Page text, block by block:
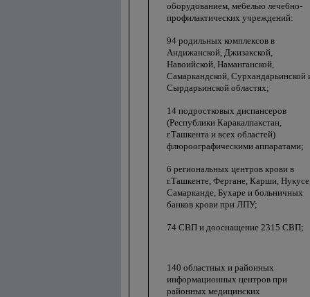
оборудованием, мебелью лечебно-
профилактических учреждений:
94 родильных комплексов в
Андижанской, Джизакской,
Навоийской, Наманганской,
Самаркандской, Сурхандарьинской
Сырдарьинской областях;
14 подростковых диспансеров
(Республики Каракалпакстан,
г.Ташкента и всех областей)
флюроографическими аппаратами;
6 региональных центров крови в
г.Ташкенте, Фергане, Карши,
Самарканде, Бухаре и больничных
банков крови при ЛПУ;
74 СВП и дооснащение 2315 СВП;
140 областных и районных
информационных центров при
районных медицинских